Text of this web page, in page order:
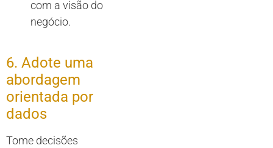
com a visão do
negócio.
6. Adote uma
abordagem
orientada por
dados
Tome decisões